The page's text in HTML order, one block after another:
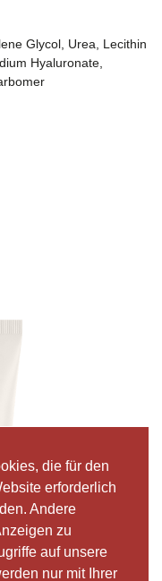
die für den
erforderlich
Andere
zu
auf unsere
nur mit Ihrer
Glycol, Urea, Lecithin
Hyaluronate,